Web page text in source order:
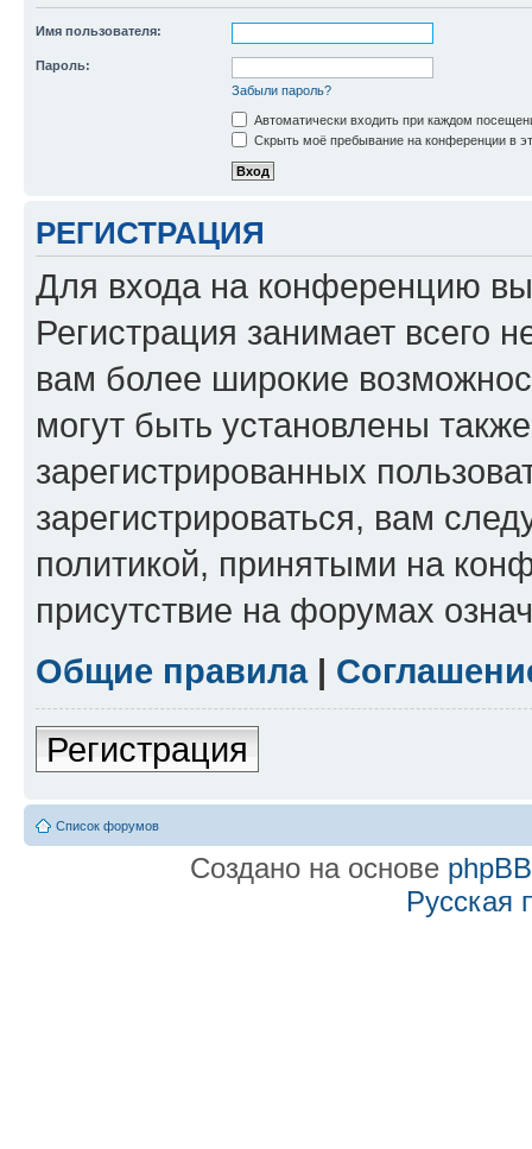
Имя пользователя:
Пароль:
Забыли пароль?
Автоматически входить при каждом
Скрыть моё пребывание на конференции в
РЕГИСТРАЦИЯ
Для входа на конференцию
Регистрация занимает всего
вам более широкие
могут быть установлены
зарегистрированных
зарегистрироваться, вам
политикой, принятыми на
присутствие на форумах
Общие правила|
Регистрация
Список форумов
Создано на основе phpBB
Русская